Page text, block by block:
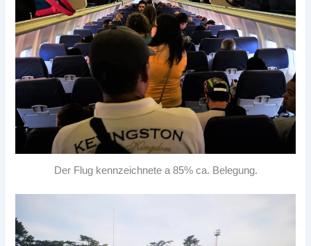
Der Flug kennzeichnete a 85% ca. Belegung.